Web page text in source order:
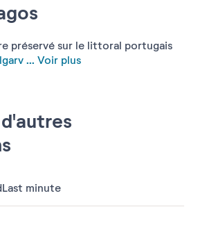
préservé sur le littoral portugais
... Voir plus
Last minute